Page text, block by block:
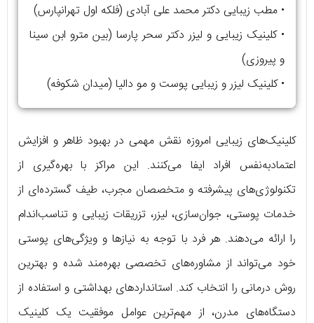
• مطب زیبایی دکتر محمد علی آبادی (فلکه اول تهرانپارس)
• کلینیک زیبایی و لیزر دکتر سحر پارسا (بین مترو ابن سینا
و پیروزی)
• کلینیک لیزر و زیبایی پوست و مو دالیا (میدان شکوفه)
کلینیک‌های زیبایی امروزه نقش مهمی در بهبود ظاهر و افزایش
اعتمادبه‌نفس افراد ایفا می‌کنند. این مراکز با بهره‌گیری از
تکنولوژی‌های پیشرفته و متخصصان مجرب، طیف گسترده‌ای از
خدمات پوستی، جوان‌سازی، لیزر، تزریقات زیبایی و تناسب‌اندام
را ارائه می‌دهند. هر فرد با توجه به نیازها و ویژگی‌های پوستی
خود می‌تواند از مشاوره‌های تخصصی بهره‌مند شده و بهترین
روش درمانی را انتخاب کند. استانداردهای بهداشتی و استفاده از
دستگاه‌های مدرن، از مهم‌ترین عوامل موفقیت یک کلینیک